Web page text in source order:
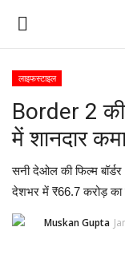
ई-पेपर
होम
Contact Us
Subscribe
लाइफस्टाइल
Border 2
में शानदार
सनी देओल की फिल्म
देशभर में ₹66.7 करोड़
Muskan Gupta